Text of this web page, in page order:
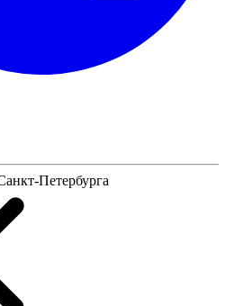
Петербурга